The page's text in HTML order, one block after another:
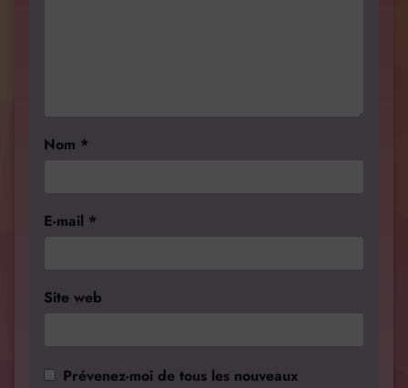
Nom *
E-mail *
Site web
Prévenez-moi de tous les nouveaux